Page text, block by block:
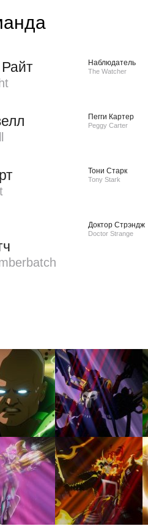
Наблюдатель
The Watcher
Пегги Картер
Peggy Carter
Тони Старк
Tony Stark
Доктор Стрэндж
Doctor Strange